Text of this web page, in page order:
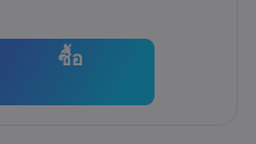
ซื้อ